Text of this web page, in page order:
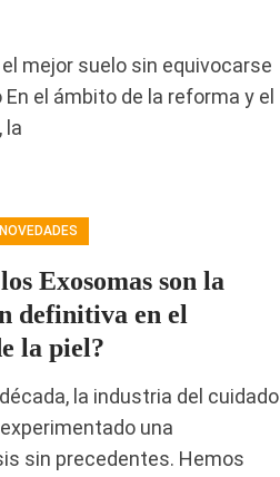
mejor suelo sin equivocarse
el ámbito de la reforma y el
la
Exosomas son la
definitiva en el
la piel?
la industria del cuidado
una
sin precedentes. Hemos